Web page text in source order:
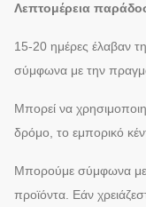
Λεπτομέρεια
15-20 ημέρες έλαβαν
σύμφωνα με την
Μπορεί να
δρόμο, το εμπορικό
Μπορούμε σύμφωνα με
προϊόντα. Εάν